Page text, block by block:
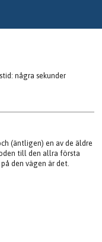
några sekunder
(äntligen) en av de äldre
till den allra första
den vägen är det.